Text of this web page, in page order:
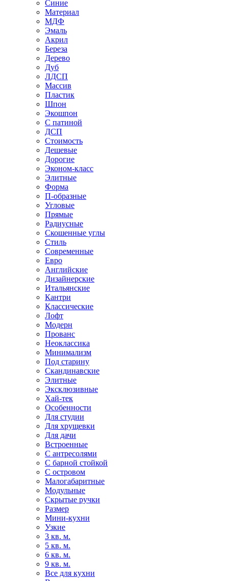
Синие
Материал
МДФ
Эмаль
Акрил
Береза
Дерево
Дуб
ЛДСП
Массив
Пластик
Шпон
Экошпон
С патиной
ДСП
Стоимость
Дешевые
Дорогие
Эконом-класс
Элитные
Форма
П-образные
Угловые
Прямые
Радиусные
Скошенные углы
Стиль
Современные
Евро
Английские
Дизайнерские
Итальянские
Кантри
Классические
Лофт
Модерн
Прованс
Неоклассика
Минимализм
Под старину
Скандинавские
Элитные
Эксклюзивные
Хай-тек
Особенности
Для студии
Для хрущевки
Для дачи
Встроенные
С антресолями
С барной стойкой
С островом
Малогабаритные
Модульные
Скрытые ручки
Размер
Мини-кухни
Узкие
3 кв. м.
5 кв. м.
6 кв. м.
9 кв. м.
Все для кухни